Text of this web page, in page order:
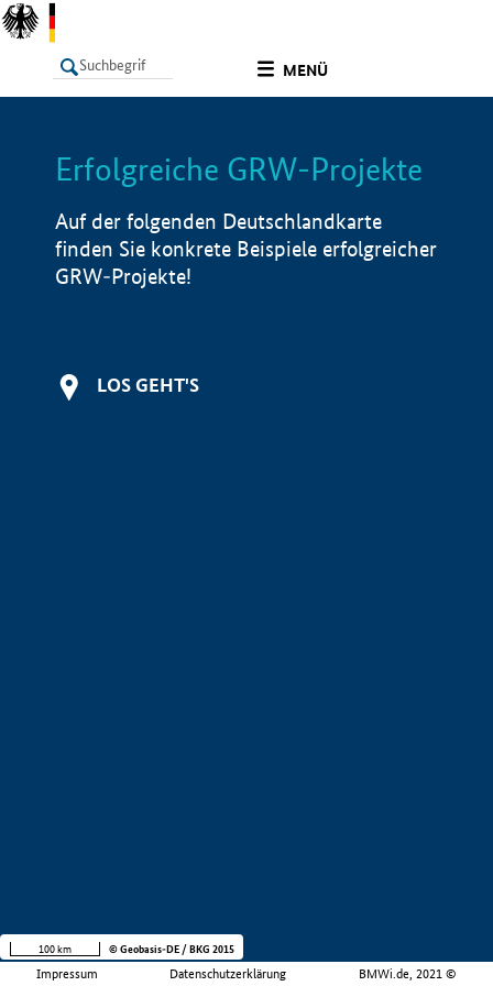
MENÜ
LISTE Info
Erfolgreiche GRW-Projekte
Auf der folgenden Deutschlandkarte
finden Sie konkrete Beispiele erfolgreicher
GRW-Projekte!
LOS GEHT'S
Impressum Datenschutzerklärung BMWi.de, 2021 ©
100 km © Geobasis-DE / BKG 2015